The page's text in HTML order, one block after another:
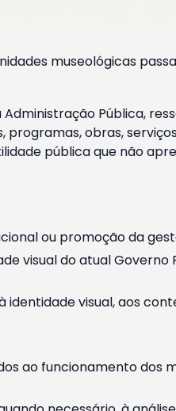
museológicas
Pública,
obras,
pública que não
ou promoção da
visual do atual Governo
identidade visual, aos
ao funcionamento dos